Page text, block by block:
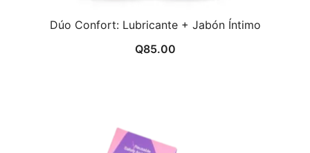
Dúo Confort: Lubricante + Jabón Íntimo
Q85.00